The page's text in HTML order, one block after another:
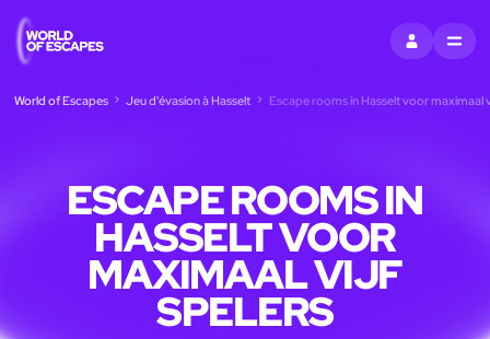
S'INSCRIREMENU
World of Escapes Jeu d'évasion à Hasselt Escape rooms in Hasselt voor maximaal
ESCAPE ROOMS IN
HASSELT VOOR
MAXIMAAL VIJF
SPELERS